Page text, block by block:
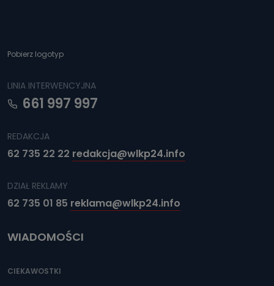
Pobierz logotyp
LINIA INTERWENCYJNA
661 997 997
REDAKCJA
62 735 22 22 redakcja@wlkp24.info
DZIAŁ REKLAMY
62 735 01 85 reklama@wlkp24.info
WIADOMOŚCI
CIEKAWOSTKI